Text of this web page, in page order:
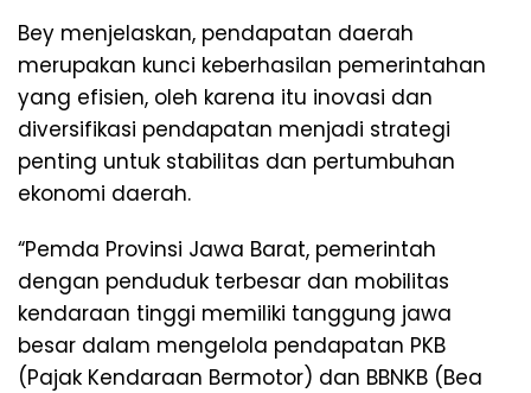
Bey menjelaskan, pendapatan daerah
merupakan kunci keberhasilan pemerintahan
yang efisien, oleh karena itu inovasi dan
diversifikasi pendapatan menjadi strategi
penting untuk stabilitas dan pertumbuhan
ekonomi daerah.
“Pemda Provinsi Jawa Barat, pemerintah
dengan penduduk terbesar dan mobilitas
kendaraan tinggi memiliki tanggung jawa
besar dalam mengelola pendapatan PKB
(Pajak Kendaraan Bermotor) dan BBNKB (Bea